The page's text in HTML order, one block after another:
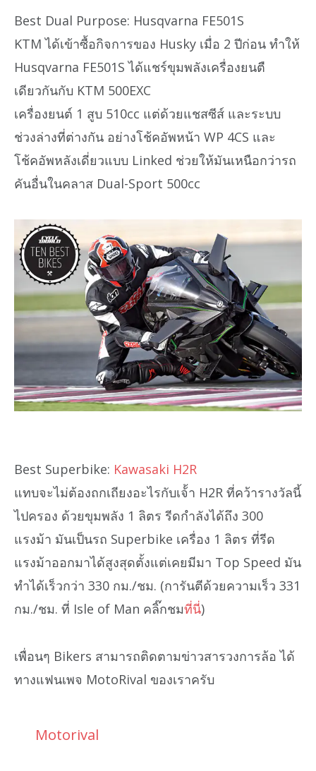
Best Dual Purpose: Husqvarna FE501S
KTM ได้เข้าซื้อกิจการของ Husky เมื่อ 2 ปีก่อน ทำให้
Husqvarna FE501S ได้แชร์ขุมพลังเครื่องยนตื
เดียวกันกับ KTM 500EXC
เครื่องยนต์ 1 สูบ 510cc แต่ด้วยแชสซีส์ และระบบ
ช่วงล่างที่ต่างกัน อย่างโช้คอัพหน้า WP 4CS และ
โช้คอัพหลังเดี่ยวแบบ Linked ช่วยให้มันเหนือกว่ารถ
คันอื่นในคลาส Dual-Sport 500cc
Best Superbike: Kawasaki H2R
แทบจะไม่ต้องถกเถียงอะไรกับเจ้้า H2R ที่คว้ารางวัลนี้
ไปครอง ด้วยขุมพลัง 1 ลิตร รีดกำลังได้ถึง 300
แรงม้า มันเป็นรถ Superbike เครื่อง 1 ลิตร ที่รีด
แรงม้าออกมาได้สูงสุดตั้งแต่เคยมีมา Top Speed มัน
ทำได้เร็วกว่า 330 กม./ชม. (การันตีด้วยความเร็ว 331
กม./ชม. ที่ Isle of Man คลิ๊กชมที่นี่)
เพื่อนๆ Bikers สามารถติดตามข่าวสารวงการล้อ ได้
ทางแฟนเพจ MotoRival ของเราครับ
Motorival